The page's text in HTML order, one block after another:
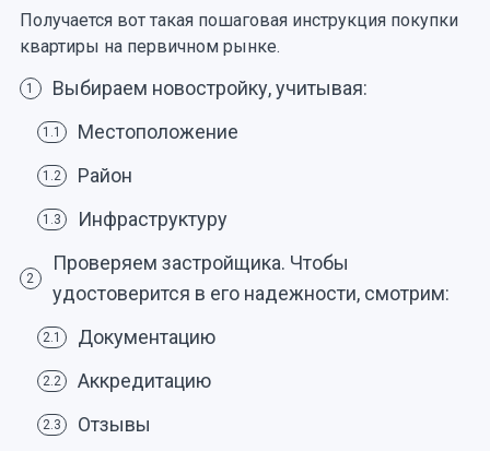
Получается вот такая пошаговая инструкция покупки
квартиры на первичном рынке.
1 Выбираем новостройку, учитывая:
1.1 Местоположение
1.2 Район
1.3 Инфраструктуру
2
Проверяем застройщика. Чтобы
удостоверится в его надежности, смотрим:
2.1 Документацию
2.2 Аккредитацию
2.3 Отзывы